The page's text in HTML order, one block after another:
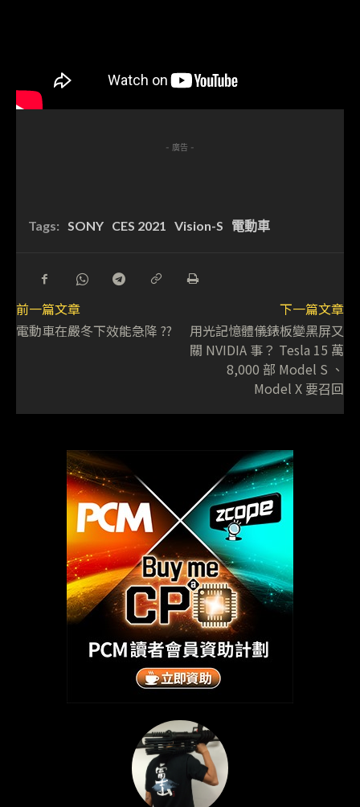
- 廣告 -
Tags: SONY CES 2021 Vision-S 電動車
前一篇文章
電動車在嚴冬下效能急降 ??
下一篇文章
用光記憶體儀錶板變黑屏又
關 NVIDIA 事？ Tesla 15 萬
8,000 部 Model S 、
Model X 要召回